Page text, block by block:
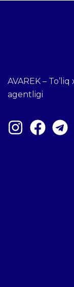
AVAREK –
agentligi